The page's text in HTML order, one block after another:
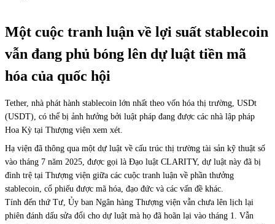
Một cuộc tranh luận về lợi suất stablecoin
vẫn đang phủ bóng lên dự luật tiền mã
hóa của quốc hội
Tether, nhà phát hành stablecoin lớn nhất theo vốn hóa thị trường, USDt
(USDT), có thể bị ảnh hưởng bởi luật pháp đang được các nhà lập pháp
Hoa Kỳ tại Thượng viện xem xét.
Hạ viện đã thông qua một dự luật về cấu trúc thị trường tài sản kỹ thuật số
vào tháng 7 năm 2025, được gọi là Đạo luật CLARITY, dự luật này đã bị
đình trệ tại Thượng viện giữa các cuộc tranh luận về phần thưởng
stablecoin, cổ phiếu được mã hóa, đạo đức và các vấn đề khác.
Tính đến thứ Tư, Ủy ban Ngân hàng Thượng viện vẫn chưa lên lịch lại
phiên đánh dấu sửa đổi cho dự luật mà họ đã hoãn lại vào tháng 1. Vẫn